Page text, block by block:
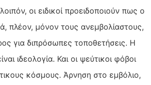
οι ειδικοί προειδοποιούν πως ο
πλέον, μόνον τους ανεμβολίαστους,
για διπρόσωπες τοποθετήσεις. Η
ιδεολογία. Και οι ψεύτικοι φόβοι
κόσμους. Άρνηση στο εμβόλιο,